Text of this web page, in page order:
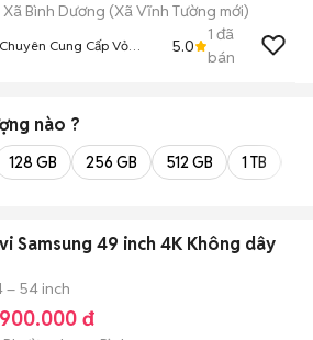
Xã Bình Dương (Xã Vĩnh Tường mới)
Chuyên Cung Cấp Vỏ
5.0
1 đã
bán
nào ?
128 GB 256 GB 512 GB 1 TB
Samsung 49 inch 4K Không dây
– 54 inch
đ